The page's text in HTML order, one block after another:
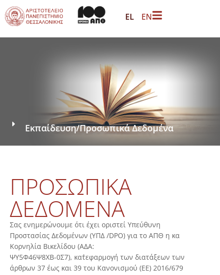
EL EN
Εκπαίδευση/Προσωπικά Δεδομένα
ΠΡΟΣΩΠΙΚΆ
ΔΕΔΟΜΈΝΑ
Σας ενημερώνουμε ότι έχει οριστεί Υπεύθυνη
Προστασίας Δεδομένων (ΥΠΔ /DPO) για το ΑΠΘ η κα
Κορνηλία Βικελίδου (ΑΔΑ:
ΨΥ5Φ46Ψ8ΧΒ-0Σ7), κατ΄εφαρμογή των διατάξεων των
άρθρων 37 έως και 39 του Κανονισμού (ΕΕ) 2016/679